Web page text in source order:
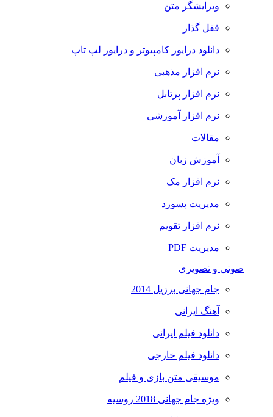
ویرایشگر متن
قفل گذار
دانلود درایور کامپیوتر و درایور لپ تاپ
نرم افزار مذهبی
نرم افزار پرتابل
نرم افزار آموزشی
مقالات
آموزش زبان
نرم افزار مک
مدیریت پسورد
نرم افزار تقویم
مدیریت PDF
صوتی و تصویری
جام جهانی برزیل 2014
آهنگ ایرانی
دانلود فیلم ایرانی
دانلود فیلم خارجی
موسیقی متن بازی و فیلم
ویژه جام جهانی 2018 روسیه